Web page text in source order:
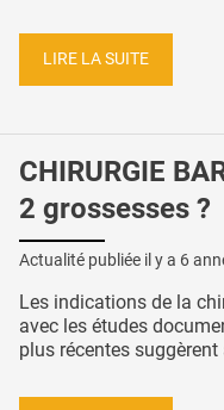
LIRE LA SUITE
CHIRURGIE
2 grossesses ?
Actualité publiée il y a 6
Les indications de la
avec les études
plus récentes